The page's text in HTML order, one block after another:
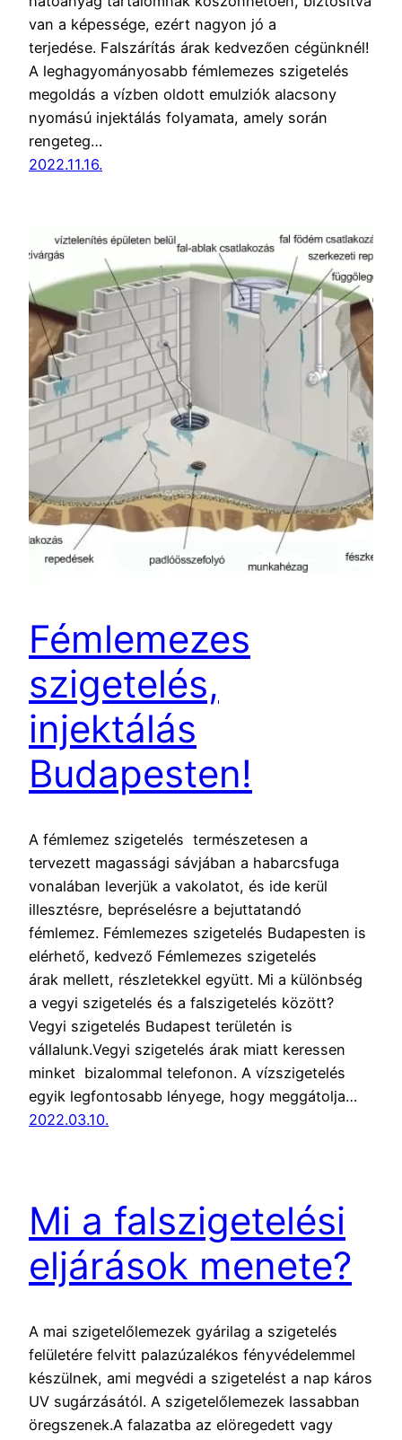
van a képessége, ezért nagyon jó a
terjedése. Falszárítás árak kedvezően cégünknél!
A leghagyományosabb fémlemezes szigetelés
megoldás a vízben oldott emulziók alacsony
nyomású injektálás folyamata, amely során
rengeteg…
2022.11.16.
Fémlemezes
szigetelés,
injektálás
Budapesten!
A fémlemez szigetelés természetesen a
tervezett magassági sávjában a habarcsfuga
vonalában leverjük a vakolatot, és ide kerül
illesztésre, bepréselésre a bejuttatandó
fémlemez. Fémlemezes szigetelés Budapesten is
elérhető, kedvező Fémlemezes szigetelés
árak mellett, részletekkel együtt. Mi a különbség
a vegyi szigetelés és a falszigetelés között?
Vegyi szigetelés Budapest területén is
vállalunk.Vegyi szigetelés árak miatt keressen
minket bizalommal telefonon. A vízszigetelés
egyik legfontosabb lényege, hogy meggátolja…
2022.03.10.
Mi a falszigetelési
eljárások menete?
A mai szigetelőlemezek gyárilag a szigetelés
felületére felvitt palazúzalékos fényvédelemmel
készülnek, ami megvédi a szigetelést a nap káros
UV sugárzásától. A szigetelőlemezek lassabban
öregszenek.A falazatba az elöregedett vagy